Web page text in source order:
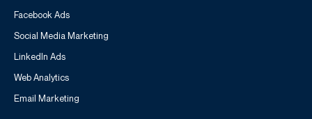
Facebook Ads
Social Media Marketing
LinkedIn Ads
Web Analytics
Email Marketing